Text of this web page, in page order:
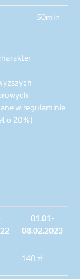
50min
w regulaminie
o 20%)
01.01-
08.02.2023
140 zł